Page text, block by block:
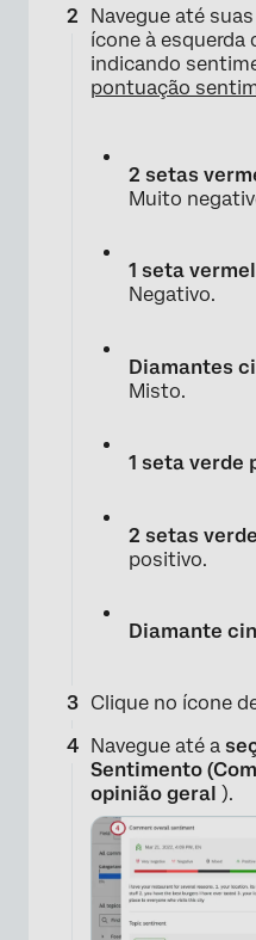
Navegue até
ícone à esquerda
indicando
pontuação
2 setas
Muito
1 seta
Negativo.
Diamantes
Misto.
1 seta verde
2 setas
positivo.
Diamante
Clique no ícone
Navegue até a
Sentimento
opinião geral ).